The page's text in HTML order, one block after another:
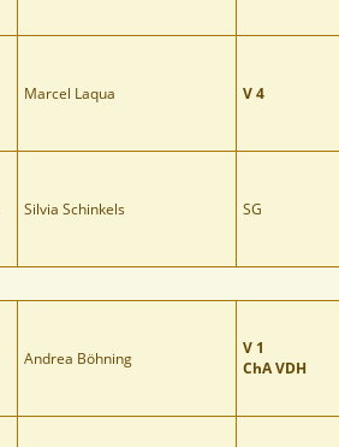
Marcel Laqua V 4
Silvia Schinkels SG
Andrea Böhning
V 1
ChA VDH